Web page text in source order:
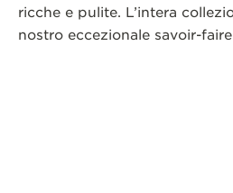
ricche e pulite. L’intera
nostro eccezionale savoir-